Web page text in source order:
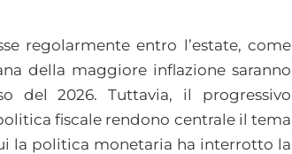
regolarmente entro l’estate, come
della maggiore inflazione saranno
del 2026. Tuttavia, il progressivo
fiscale rendono centrale il tema
la politica monetaria ha interrotto la